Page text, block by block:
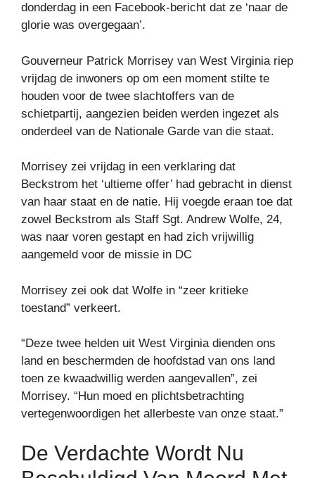
donderdag in een Facebook-bericht dat ze ‘naar de
glorie was overgegaan’.
Gouverneur Patrick Morrisey van West Virginia riep
vrijdag de inwoners op om een ​​moment stilte te
houden voor de twee slachtoffers van de
schietpartij, aangezien beiden werden ingezet als
onderdeel van de Nationale Garde van die staat.
Morrisey zei vrijdag in een verklaring dat
Beckstrom het ‘ultieme offer’ had gebracht in dienst
van haar staat en de natie. Hij voegde eraan toe dat
zowel Beckstrom als Staff Sgt. Andrew Wolfe, 24,
was naar voren gestapt en had zich vrijwillig
aangemeld voor de missie in DC
Morrisey zei ook dat Wolfe in “zeer kritieke
toestand” verkeert.
“Deze twee helden uit West Virginia dienden ons
land en beschermden de hoofdstad van ons land
toen ze kwaadwillig werden aangevallen”, zei
Morrisey. “Hun moed en plichtsbetrachting
vertegenwoordigen het allerbeste van onze staat.”
De Verdachte Wordt Nu